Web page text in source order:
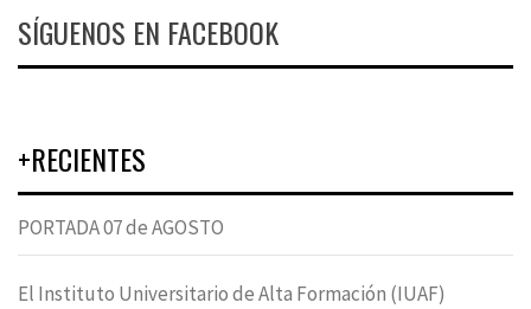
SÍGUENOS EN FACEBOOK
+RECIENTES
PORTADA 07 de AGOSTO
El Instituto Universitario de Alta Formación (IUAF)